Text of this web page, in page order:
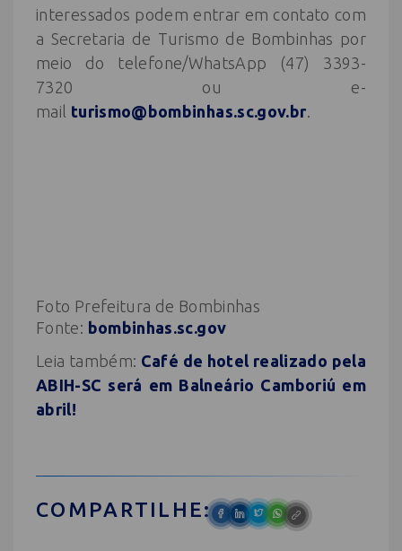
interessados podem entrar em contato com
a Secretaria de Turismo de Bombinhas por
meio do telefone/WhatsApp (47) 3393-
7320 ou e-
mail turismo@bombinhas.sc.gov.br
Foto Prefeitura de Bombinhas
Fonte: bombinhas.sc.gov
Leia também: Café de hotel realizado pela
ABIH-SC será em Balneário Camboriú em
abril!
COMPARTILHE: